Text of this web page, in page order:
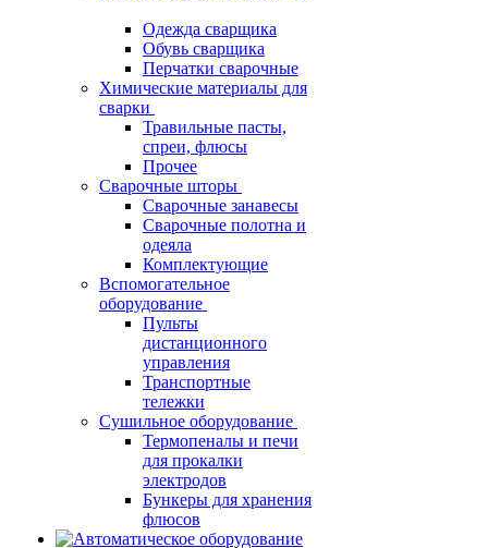
Одежда сварщика
Обувь сварщика
Перчатки сварочные
Химические материалы для
сварки
Травильные пасты,
спреи, флюсы
Прочее
Сварочные шторы
Сварочные занавесы
Сварочные полотна и
одеяла
Комплектующие
Вспомогательное
оборудование
Пульты
дистанционного
управления
Транспортные
тележки
Сушильное оборудование
Термопеналы и печи
для прокалки
электродов
Бункеры для хранения
флюсов